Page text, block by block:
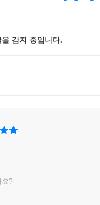
감지 중입니다.
요?